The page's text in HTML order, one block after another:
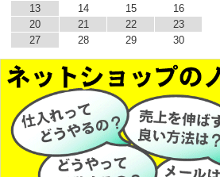
13
14 15 16
20
21 22 23
27
28 29 30